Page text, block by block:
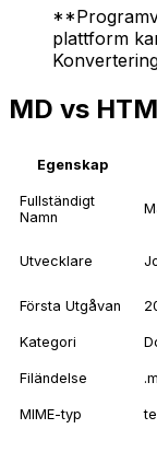
plattform
MD vs
Egenskap
Fullständigt
Namn
Utvecklare
Första Utgåvan
Kategori
Filändelse
MIME-typ